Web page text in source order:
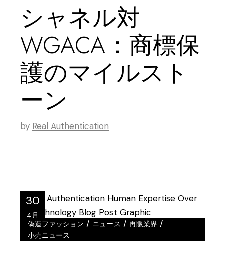
シャネル対
WGACA：商標保
護のマイルスト
ーン
by Real Authentication
30
4月
偽造ファッション / ニュース /再販業界 /
小売ニュース